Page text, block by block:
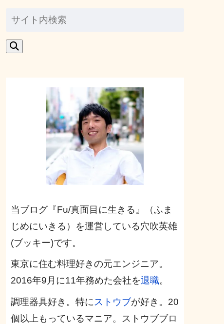
当ブログ『Fu/真面目に生きる』（ふま
じめにいきる）を運営している穴吹英雄
(ブッキー)です。
東京に住む料理好きの元エンジニア。
2016年9月に11年務めた会社を退職。
調理器具好き。特に ストウブが好き。20
個以上もっているマニア。ストウブブロ